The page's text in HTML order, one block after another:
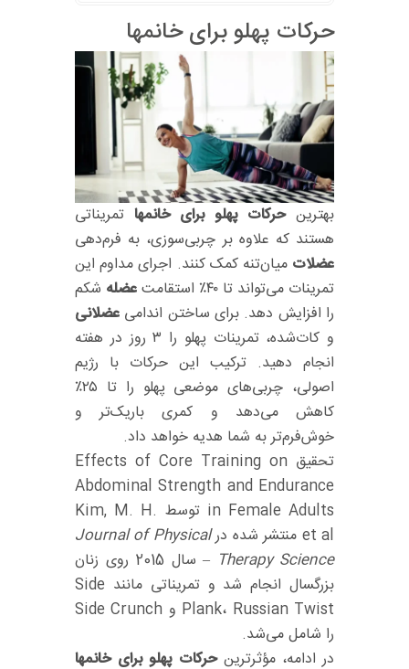
حرکات پهلو برای خانمها
بهترینحرکات پهلو برای خانمها تمریناتی
هستند که علاوه بر چربی‌سوزی، به فرم‌دهی
عضلات میان‌تنه کمک کنند. اجرای مداوم این
تمرینات می‌تواند تا ۴۰٪ استقامت
عضله شکم
را افزایش دهد. برای ساختن اندامی عضلانی
و کات‌شده، تمرینات پهلو را ۳ روز در هفته
انجام دهید. ترکیب این حرکات با رژیم
اصولی، چربی‌های موضعی پهلو را تا ۲۵٪
کاهش می‌دهد و کمری باریک‌تر و
خوش‌فرم‌تر به شما هدیه خواهد داد.
تحقیق Effects of Core Training on
Abdominal Strength and Endurance
in Female Adults توسط Kim, M. H.
et al منتشر شده در
Journal of Physical
Therapy Science
– سال 2015 روی زنان
بزرگسال انجام شد و تمریناتی مانند Side
Plank، Russian Twist و Side Crunch
را شامل می‌شد.
در ادامه، مؤثرترینحرکات پهلو برای خانمها